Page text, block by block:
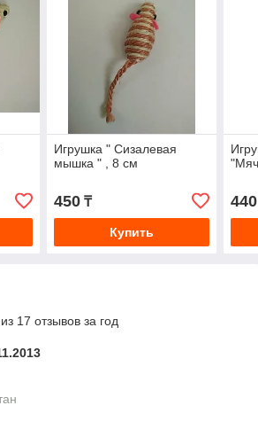
Игрушка " Сизалевая
мышка " , 8 см
450₸
Купить
440
17 отзывов за год